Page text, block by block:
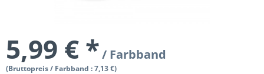
5,99 € */ Farbband
(Bruttopreis / Farbband : 7,13 €)